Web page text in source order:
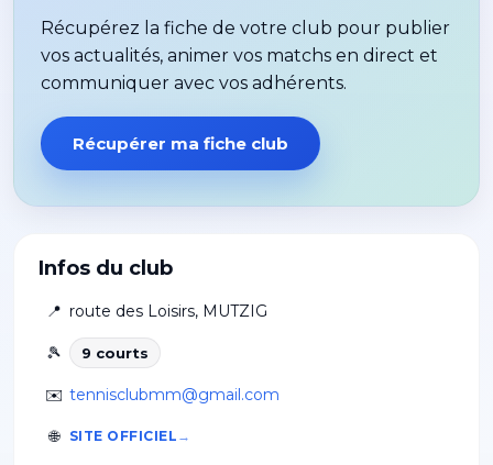
Infos du club
📍 route des Loisirs, MUTZIG
🎾 9 courts
✉️ tennisclubmm@gmail.com
🌐 SITE OFFICIEL
Récupérez la fiche de votre club pour publier
vos actualités, animer vos matchs en direct et
communiquer avec vos adhérents.
Récupérer ma fiche club